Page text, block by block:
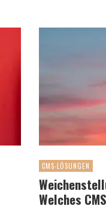
CMS-LÖSUNGEN
Welches